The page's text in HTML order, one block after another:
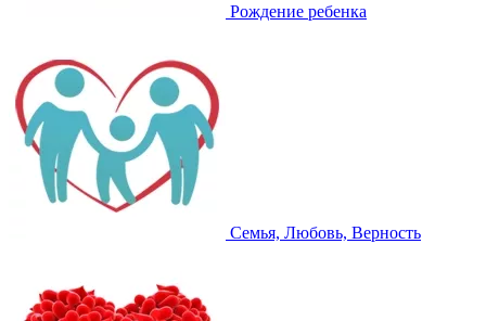
Рождение ребенка
Семья, Любовь, Верность